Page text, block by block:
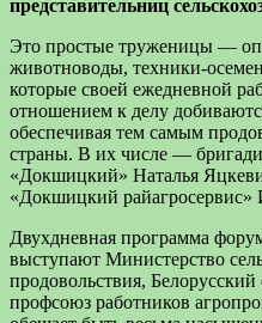
представительниц
Это простые труженицы —
животноводы, техники-­
которые своей ежедневной
отношением к делу
обеспечивая тем самым
страны. В их числе —
«Докшицкий» Наталья
«Докшицкий
Двухдневная программа
выступают Министерство
продовольствия,
профсоюз работников